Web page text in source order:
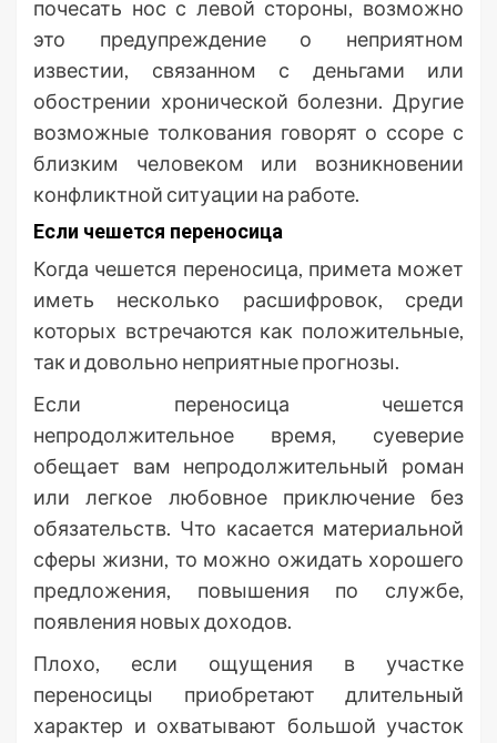
почесать нос с левой стороны, возможно
это предупреждение о неприятном
известии, связанном с деньгами или
обострении хронической болезни. Другие
возможные толкования говорят о ссоре с
близким человеком или возникновении
конфликтной ситуации на работе.
Если чешется переносица
Когда чешется переносица, примета может
иметь несколько расшифровок, среди
которых встречаются как положительные,
так и довольно неприятные прогнозы.
Если переносица чешется
непродолжительное время, суеверие
обещает вам непродолжительный роман
или легкое любовное приключение без
обязательств. Что касается материальной
сферы жизни, то можно ожидать хорошего
предложения, повышения по службе,
появления новых доходов.
Плохо, если ощущения в участке
переносицы приобретают длительный
характер и охватывают большой участок